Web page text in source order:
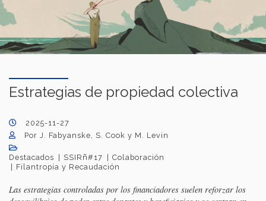
Estrategias de propiedad colectiva
2025-11-27
Por J. Fabyanske, S. Cook y M. Levin
Destacados SSIRñ#17
Colaboración
Filantropía y Recaudación
Las estrategias controladas por los financiadores suelen reforzar los